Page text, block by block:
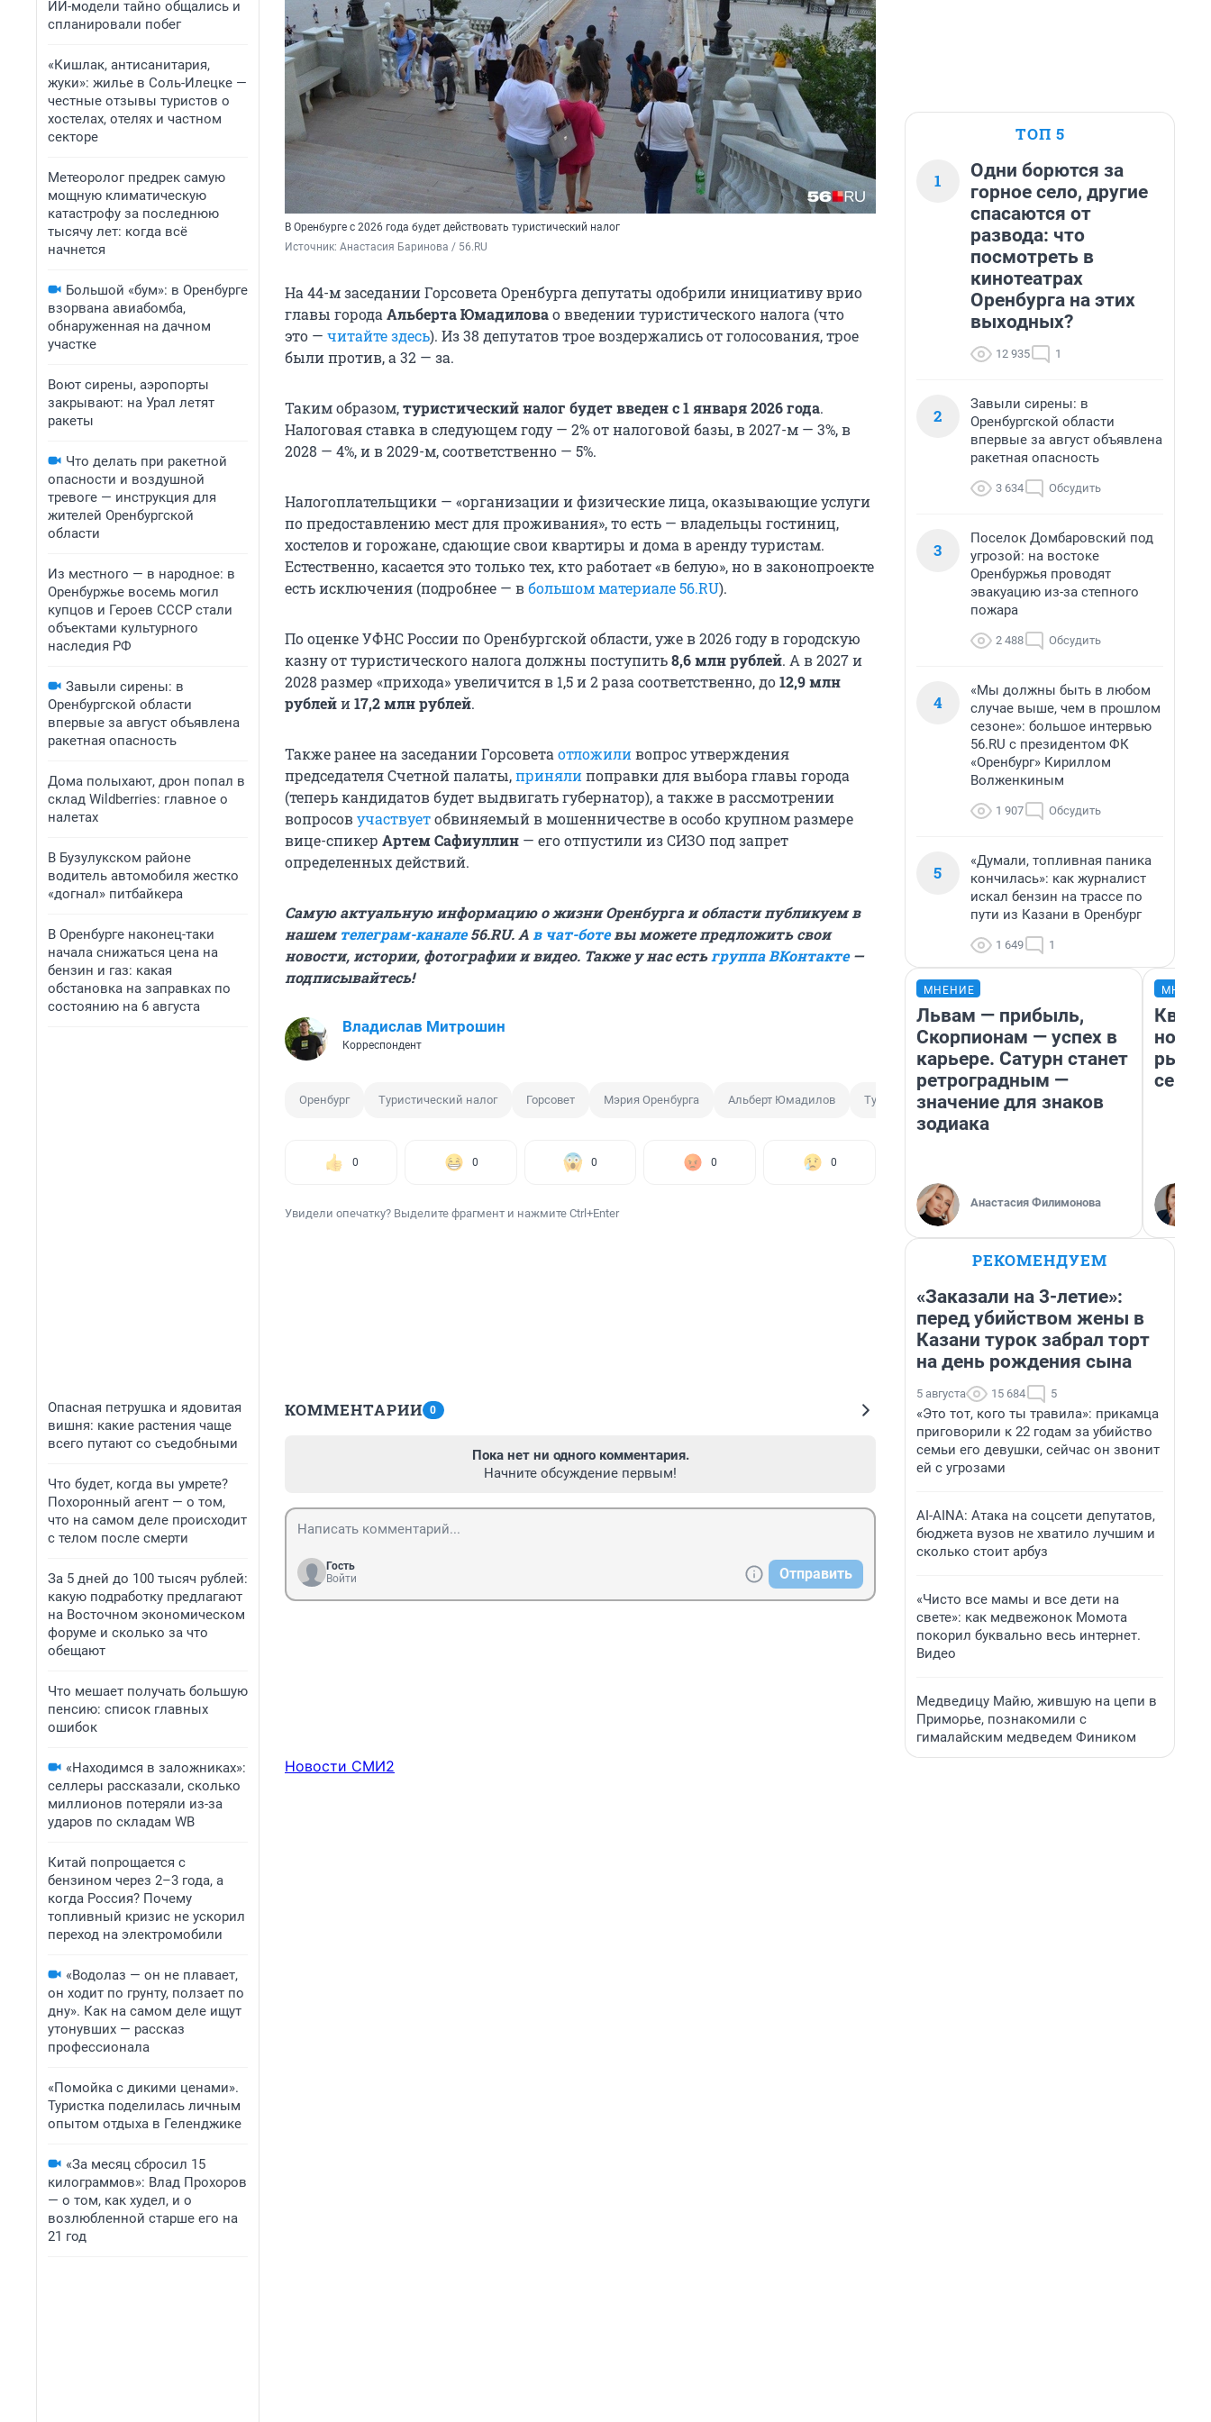
ИИ-модели тайно общались и
спланировали побег
«Кишлак, антисанитария,
жуки»: жилье в Соль-Илецке —
честные отзывы туристов о
хостелах, отелях и частном
секторе
Метеоролог предрек самую
мощную климатическую
катастрофу за последнюю
тысячу лет: когда всё
начнется
Большой «бум»: в Оренбурге
взорвана авиабомба,
обнаруженная на дачном
участке
Воют сирены, аэропорты
закрывают: на Урал летят
ракеты
Что делать при ракетной
опасности и воздушной
тревоге — инструкция для
жителей Оренбургской
области
Из местного — в народное: в
Оренбуржье восемь могил
купцов и Героев СССР стали
объектами культурного
наследия РФ
Завыли сирены: в
Оренбургской области
впервые за август объявлена
ракетная опасность
Дома полыхают, дрон попал в
склад Wildberries: главное о
налетах
В Бузулукском районе
водитель автомобиля жестко
«догнал» питбайкера
В Оренбурге наконец-таки
начала снижаться цена на
бензин и газ: какая
обстановка на заправках по
состоянию на 6 августа
Опасная петрушка и ядовитая
вишня: какие растения чаще
всего путают со съедобными
Что будет, когда вы умрете?
Похоронный агент — о том,
что на самом деле происходит
с телом после смерти
За 5 дней до 100 тысяч рублей:
какую подработку предлагают
на Восточном экономическом
форуме и сколько за что
обещают
Что мешает получать большую
пенсию: список главных
ошибок
«Находимся в заложниках»:
селлеры рассказали, сколько
миллионов потеряли из-за
ударов по складам WB
Китай попрощается с
бензином через 2–3 года, а
когда Россия? Почему
топливный кризис не ускорил
переход на электромобили
«Водолаз — он не плавает,
он ходит по грунту, ползает по
дну». Как на самом деле ищут
утонувших — рассказ
профессионала
«Помойка с дикими ценами».
Туристка поделилась личным
опытом отдыха в Геленджике
«За месяц сбросил 15
килограммов»: Влад Прохоров
— о том, как худел, и о
возлюбленной старше его на
21 год
В Оренбурге с 2026 года будет действовать туристический налог
Источник: Анастасия Баринова / 56.RU
На 44-м заседании Горсовета Оренбурга депутаты одобрили инициативу врио
главы города Альберта Юмадиловао введении туристического налога (что
это — читайте здесь). Из 38 депутатов трое воздержались от голосования, трое
были против, а 32 — за.
Таким образом,туристический налог будет введен с 1 января 2026 года.
Налоговая ставка в следующем году — 2% от налоговой базы, в 2027-м — 3%, в
2028 — 4%, и в 2029-м, соответственно — 5%.
Налогоплательщики — «организации и физические лица, оказывающие услуги
по предоставлению мест для проживания», то есть — владельцы гостиниц,
хостелов и горожане, сдающие свои квартиры и дома в аренду туристам.
Естественно, касается это только тех, кто работает «в белую», но в законопроекте
есть исключения (подробнее — вбольшом материале 56.RU).
По оценке УФНС России по Оренбургской области, уже в 2026 году в городскую
казну от туристического налога должны поступить8,6 млн рублей. А в 2027 и
2028 размер «прихода» увеличится в 1,5 и 2 раза соответственно, до12,9 млн
рублейи17,2 млн рублей.
Также ранее на заседании Горсовета отложиливопрос утверждения
председателя Счетной палаты,принялипоправки для выбора главы города
(теперь кандидатов будет выдвигать губернатор), а также в рассмотрении
вопросовучаствуетобвиняемый в мошенничестве в особо крупном размере
вице-спикер Артем Сафиуллин — его отпустили из СИЗО под запрет
определенных действий.
Самую актуальную информацию о жизни Оренбурга и области публикуем в
нашем телеграм-канале56.RU. А в чат-ботевы можете предложить свои
новости, истории, фотографии и видео. Также у нас естьгруппа ВКонтакте—
подписывайтесь!
Владислав Митрошин
Корреспондент
Оренбург Туристический налог Горсовет Мэрия Оренбурга Альберт Юмадилов Турист Дизайн банкнот
0 0 0 0 0
Увидели опечатку? Выделите фрагмент и нажмите Ctrl+Enter
КОММЕНТАРИИ 0
Пока нет ни одного комментария.
Начните обсуждение первым!
Гость
Войти
Отправить
Новости СМИ2
ТОП 5
1
Одни борются за
горное село, другие
спасаются от
развода: что
посмотреть в
кинотеатрах
Оренбурга на этих
выходных?
12 935 1
2
Завыли сирены: в
Оренбургской области
впервые за август объявлена
ракетная опасность
3 634 Обсудить
3
Поселок Домбаровский под
угрозой: на востоке
Оренбуржья проводят
эвакуацию из-за степного
пожара
2 488 Обсудить
4
«Мы должны быть в любом
случае выше, чем в прошлом
сезоне»: большое интервью
56.RU с президентом ФК
«Оренбург» Кириллом
Волженкиным
1 907 Обсудить
5
«Думали, топливная паника
кончилась»: как журналист
искал бензин на трассе по
пути из Казани в Оренбург
1 649 1
МНЕНИЕ
Львам — прибыль,
Скорпионам — успех в
карьере. Сатурн станет
ретроградным —
значение для знаков
зодиака
Анастасия Филимонова
но
РЕКОМЕНДУЕМ
«Заказали на 3-летие»:
перед убийством жены в
Казани турок забрал торт
на день рождения сына
5 августа 15 684 5
«Это тот, кого ты травила»: прикамца
приговорили к 22 годам за убийство
семьи его девушки, сейчас он звонит
ей с угрозами
AI-AINA: Атака на соцсети депутатов,
бюджета вузов не хватило лучшим и
сколько стоит арбуз
«Чисто все мамы и все дети на
свете»: как медвежонок Момота
покорил буквально весь интернет.
Видео
Медведицу Майю, жившую на цепи в
Приморье, познакомили с
гималайским медведем Фиником